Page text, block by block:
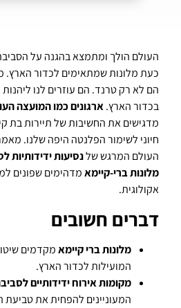
העולם הולך ומתמצא בהגנה על
כעת מלונות שמתאימים לכדור הארץ.
הם לא רק טרנד. הם עוזרים לנו
בכדור הארץ.ארגונים כמו המועצה
מדגישים את החשיבות של תיירות בת
חיוני לשימור הפלנטה היפה שלנו.
העולם המרגש שלנסיעות ידידותיות
מלונות ברי-קיימאמדהימים שפונים
אקולוגית.
דברים חשובים
מלונות ברי קיימאמקדמים
המועילות לכדור הארץ.
מקומות אירוח ידידותיים
המעוניינים להפחית את